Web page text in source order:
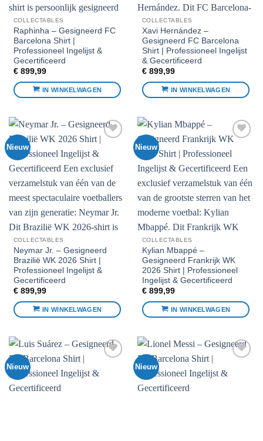
COLLECTABLES
Raphinha – Gesigneerd FC
Barcelona Shirt |
Professioneel Ingelijst &
Gecertificeerd
€899,99
IN WINKELWAGEN
COLLECTABLES
Xavi Hernández –
Gesigneerd FC Barcelona
Shirt | Professioneel Ingelijst
& Gecertificeerd
€899,99
IN WINKELWAGEN
Nieuw
Voeg toe
aan
COLLECTABLES
Neymar Jr. – Gesigneerd
Brazilië WK 2026 Shirt |
Professioneel Ingelijst &
Gecertificeerd
€899,99
IN WINKELWAGEN
Nieuw
aan
COLLECTABLES
Kylian Mbappé –
Gesigneerd Frankrijk WK
2026 Shirt | Professioneel
Ingelijst & Gecertificeerd
€899,99
IN WINKELWAGEN
Nieuw
aan
Nieuw
aan